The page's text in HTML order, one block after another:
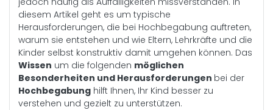
diesem Artikel geht es um typische
Herausforderungen, die bei Hochbegabung auftreten,
warum sie entstehen und wie Eltern, Lehrkräfte und die
Kinder selbst konstruktiv damit umgehen können. Das
Wissen um die folgenden möglichen
Besonderheiten und Herausforderungen bei der
Hochbegabung hilft Ihnen, Ihr Kind besser zu
verstehen und gezielt zu unterstützen.